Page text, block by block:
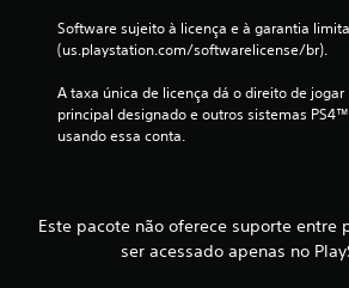
Software sujeito à licença e à garantia
(us.playstation.com/softwarelicense/br).
A taxa única de licença dá o direito de
principal designado e outros sistemas
usando essa conta.
Este pacote não oferece suporte entre
ser acessado apenas no